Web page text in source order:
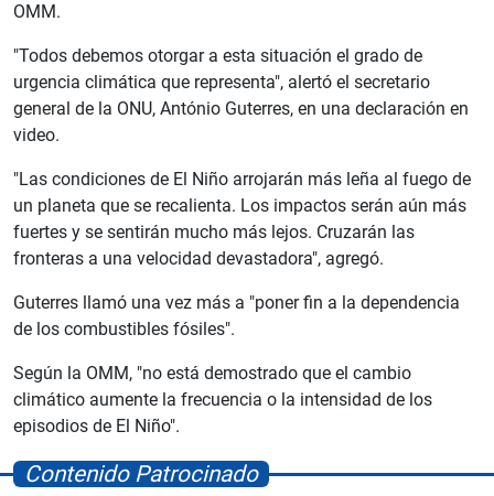
OMM.
"Todos debemos otorgar a esta situación el grado de
urgencia climática que representa", alertó el secretario
general de la ONU, António Guterres, en una declaración en
video.
"Las condiciones de El Niño arrojarán más leña al fuego de
un planeta que se recalienta. Los impactos serán aún más
fuertes y se sentirán mucho más lejos. Cruzarán las
fronteras a una velocidad devastadora", agregó.
Guterres llamó una vez más a "poner fin a la dependencia
de los combustibles fósiles".
Según la OMM, "no está demostrado que el cambio
climático aumente la frecuencia o la intensidad de los
episodios de El Niño".
Contenido Patrocinado